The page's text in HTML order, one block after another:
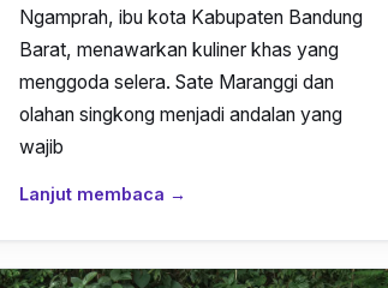
Ngamprah, ibu kota Kabupaten Bandung
Barat, menawarkan kuliner khas yang
menggoda selera. Sate Maranggi dan
olahan singkong menjadi andalan yang
wajib
Lanjut membaca →